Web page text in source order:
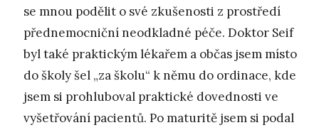
se mnou podělit o své zkušenosti z prostředí
přednemocniční neodkladné péče. Doktor Seif
byl také praktickým lékařem a občas jsem místo
do školy šel „za školu“ k němu do ordinace, kde
jsem si prohluboval praktické dovednosti ve
vyšetřování pacientů. Po maturitě jsem si podal